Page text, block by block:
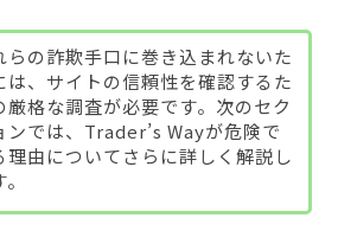
らの詐欺手口に巻き込まれないた
は、サイトの信頼性を確認するた
厳格な調査が必要です。次のセク
ンでは、Trader’s Wayが危険で
理由についてさらに詳しく解説し